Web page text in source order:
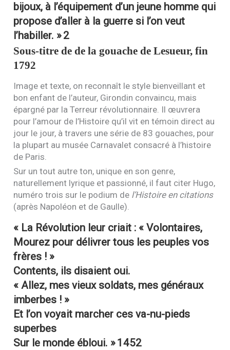
bijoux, à l’équipement d’un jeune homme qui
propose d’aller à la guerre si l’on veut
l’habiller. »2
Sous-titre de de la gouache de Lesueur, fin
1792
Image et texte, on reconnaît le style bienveillant et
bon enfant de l’auteur, Girondin convaincu, mais
épargné par la Terreur révolutionnaire. Il œuvrera
pour l’amour de l’Histoire qu’il vit en témoin direct au
jour le jour, à travers une série de 83 gouaches, pour
la plupart au musée Carnavalet consacré à l’histoire
de Paris.
Sur un tout autre ton, unique en son genre,
naturellement lyrique et passionné, il faut citer Hugo,
numéro trois sur le podium de l’Histoire en citations
(après Napoléon et de Gaulle).
« La Révolution leur criait : « Volontaires,
Mourez pour délivrer tous les peuples vos
frères ! »
Contents, ils disaient oui.
« Allez, mes vieux soldats, mes généraux
imberbes ! »
Et l’on voyait marcher ces va-nu-pieds
superbes
Sur le monde ébloui. »1452